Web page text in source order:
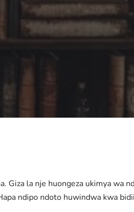
la nje huongeza ukimya wa
ndipo ndoto huwindwa kwa